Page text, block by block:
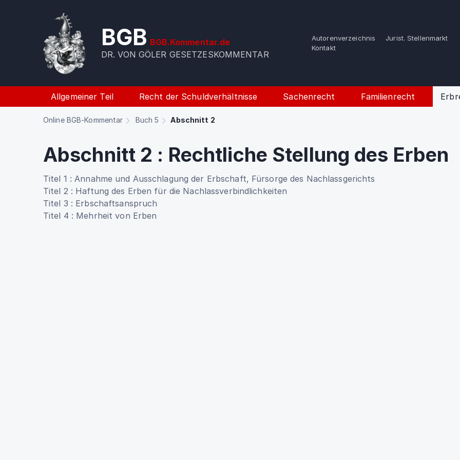
BGB BGB.Kommentar.de
DR. VON GÖLER GESETZESKOMMENTAR
Autorenverzeichnis
Jurist. Stellenmarkt
Kontakt
Allgemeiner Teil Recht der Schuldverhältnisse Sachenrecht Familienrecht
Online BGB-Kommentar Buch 5 Abschnitt 2
Abschnitt 2 : Rechtliche Stellung des Erben
Titel 1 :Annahme und Ausschlagung der Erbschaft, Fürsorge des Nachlassgerichts
Titel 2 : Haftung des Erben für die Nachlassverbindlichkeiten
Titel 3 : Erbschaftsanspruch
Titel 4 : Mehrheit von Erben